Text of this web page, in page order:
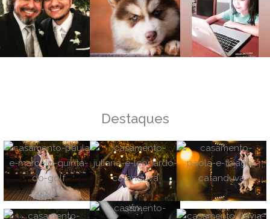
Destaques